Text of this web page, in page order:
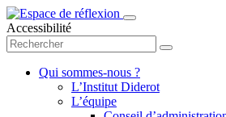
Accessibilité
Qui sommes-nous ?
L’Institut Diderot
L’équipe